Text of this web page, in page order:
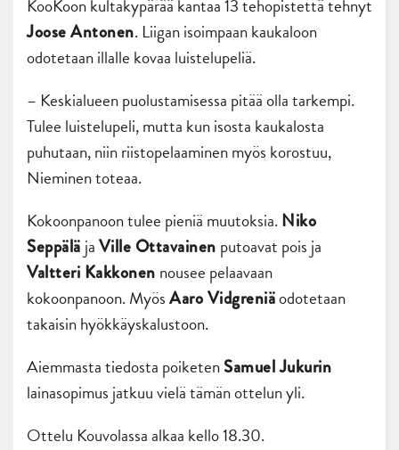
KooKoon kultakypärää kantaa 13 tehopistettä tehnyt
Joose Antonen. Liigan isoimpaan kaukaloon
odotetaan illalle kovaa luistelupeliä.
– Keskialueen puolustamisessa pitää olla tarkempi.
Tulee luistelupeli, mutta kun isosta kaukalosta
puhutaan, niin riistopelaaminen myös korostuu,
Nieminen toteaa.
Kokoonpanoon tulee pieniä muutoksia. Niko
Seppälä jaVille Ottavainen putoavat pois ja
Valtteri Kakkonen nousee pelaavaan
kokoonpanoon. MyösAaro Vidgreniäodotetaan
takaisin hyökkäyskalustoon.
Aiemmasta tiedosta poiketenSamuel Jukurin
lainasopimus jatkuu vielä tämän ottelun yli.
Ottelu Kouvolassa alkaa kello 18.30.